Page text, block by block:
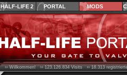
HALF-LIFE 2 PORTAL MODS
›› Willkommen! ››123.126.834Visits ››18.313